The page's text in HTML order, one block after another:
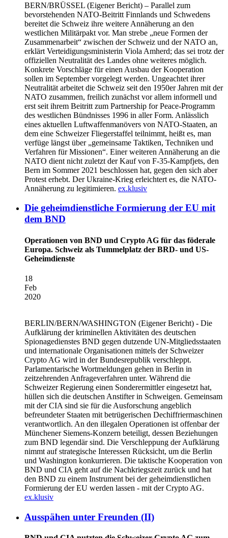
BERN/BRÜSSEL (Eigener Bericht) – Parallel zum
bevorstehenden NATO-Beitritt Finnlands und Schwedens
bereitet die Schweiz ihre weitere Annäherung an den
westlichen Militärpakt vor. Man strebe „neue Formen der
Zusammenarbeit“ zwischen der Schweiz und der NATO an,
erklärt Verteidigungsministerin Viola Amherd; das sei trotz der
offiziellen Neutralität des Landes ohne weiteres möglich.
Konkrete Vorschläge für einen Ausbau der Kooperation
sollen im September vorgelegt werden. Ungeachtet ihrer
Neutralität arbeitet die Schweiz seit den 1950er Jahren mit der
NATO zusammen, freilich zunächst vor allem informell und
erst seit ihrem Beitritt zum Partnership for Peace-Programm
des westlichen Bündnisses 1996 in aller Form. Anlässlich
eines aktuellen Luftwaffenmanövers von NATO-Staaten, an
dem eine Schweizer Fliegerstaffel teilnimmt, heißt es, man
verfüge längst über „gemeinsame Taktiken, Techniken und
Verfahren für Missionen“. Einer weiteren Annäherung an die
NATO dient nicht zuletzt der Kauf von F-35-Kampfjets, den
Bern im Sommer 2021 beschlossen hat, gegen den sich aber
Protest erhebt. Der Ukraine-Krieg erleichtert es, die NATO-
Annäherung zu legitimieren. ex.klusiv
Die geheimdienstliche Formierung der EU mit
dem BND
Operationen von BND und Crypto AG für das föderale
Europa. Schweiz als Tummelplatz der BRD- und US-
Geheimdienste
18
Feb
2020
BERLIN/BERN/WASHINGTON (Eigener Bericht) - Die
Aufklärung der kriminellen Aktivitäten des deutschen
Spionagedienstes BND gegen dutzende UN-Mitgliedsstaaten
und internationale Organisationen mittels der Schweizer
Crypto AG wird in der Bundesrepublik verschleppt.
Parlamentarische Wortmeldungen gehen in Berlin in
zeitzehrenden Anfrageverfahren unter. Während die
Schweizer Regierung einen Sonderermittler eingesetzt hat,
hüllen sich die deutschen Anstifter in Schweigen. Gemeinsam
mit der CIA sind sie für die Ausforschung angeblich
befreundeter Staaten mit betrügerischen Dechiffriermaschinen
verantwortlich. An den illegalen Operationen ist offenbar der
Münchener Siemens-Konzern beteiligt, dessen Beziehungen
zum BND legendär sind. Die Verschleppung der Aufklärung
nimmt auf strategische Interessen Rücksicht, um die Berlin
und Washington konkurrieren. Die taktische Kooperation von
BND und CIA geht auf die Nachkriegszeit zurück und hat
den BND zu einem Instrument bei der geheimdienstlichen
Formierung der EU werden lassen - mit der Crypto AG.
ex.klusiv
Ausspähen unter Freunden (II)